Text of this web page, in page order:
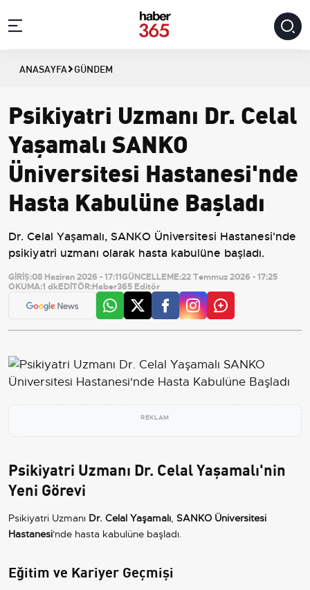
ANASAYFA GÜNDEM
Psikiyatri Uzmanı Dr. Celal
Yaşamalı SANKO
Üniversitesi Hastanesi'nde
Hasta Kabulüne Başladı
Dr. Celal Yaşamalı, SANKO Üniversitesi Hastanesi'nde
psikiyatri uzmanı olarak hasta kabulüne başladı.
GİRİŞ:08 Haziran 2026 - 17:11GÜNCELLEME:22 Temmuz 2026 - 17:25
OKUMA:1 dkEDİTÖR:Haber365 Editör
REKLAM
Psikiyatri Uzmanı Dr. Celal Yaşamalı'nin
Yeni Görevi
Psikiyatri Uzmanı Dr. Celal Yaşamalı, SANKO Üniversitesi
Hastanesi'nde hasta kabulüne başladı.
Eğitim ve Kariyer Geçmişi